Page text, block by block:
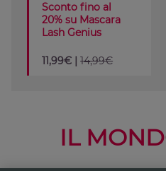
Sconto fino al
20% su Mascara
Lash Genius
11,99€ |14,99€
IL